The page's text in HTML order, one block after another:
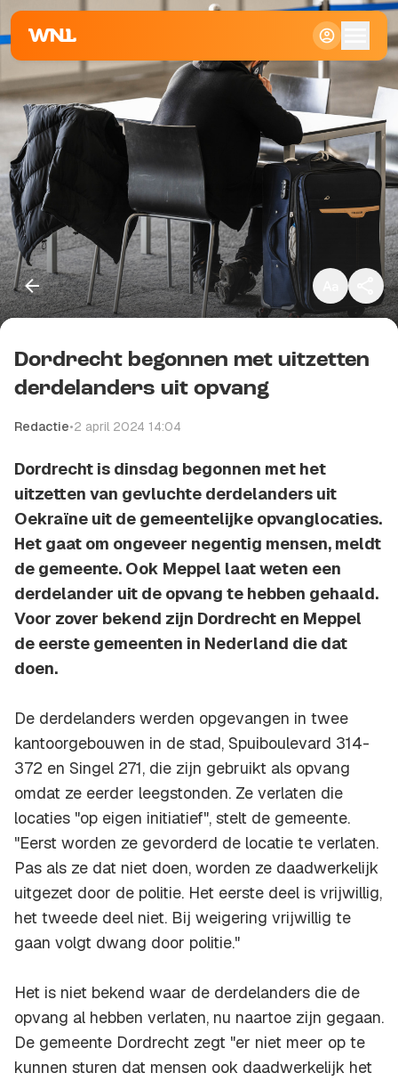
Klein
Standaard
Groot
Kopieer link
Dordrecht begonnen met uitzetten
derdelanders uit opvang
Redactie•2 april 2024 14:04
Dordrecht is dinsdag begonnen met het
uitzetten van gevluchte derdelanders uit
Oekraïne uit de gemeentelijke opvanglocaties.
Het gaat om ongeveer negentig mensen, meldt
de gemeente. Ook Meppel laat weten een
derdelander uit de opvang te hebben gehaald.
Voor zover bekend zijn Dordrecht en Meppel
de eerste gemeenten in Nederland die dat
doen.
De derdelanders werden opgevangen in twee
kantoorgebouwen in de stad, Spuiboulevard 314-
372 en Singel 271, die zijn gebruikt als opvang
omdat ze eerder leegstonden. Ze verlaten die
locaties "op eigen initiatief", stelt de gemeente.
"Eerst worden ze gevorderd de locatie te verlaten.
Pas als ze dat niet doen, worden ze daadwerkelijk
uitgezet door de politie. Het eerste deel is vrijwillig,
het tweede deel niet. Bij weigering vrijwillig te
gaan volgt dwang door politie."
Het is niet bekend waar de derdelanders die de
opvang al hebben verlaten, nu naartoe zijn gegaan.
De gemeente Dordrecht zegt "er niet meer op te
kunnen sturen dat mensen ook daadwerkelijk het